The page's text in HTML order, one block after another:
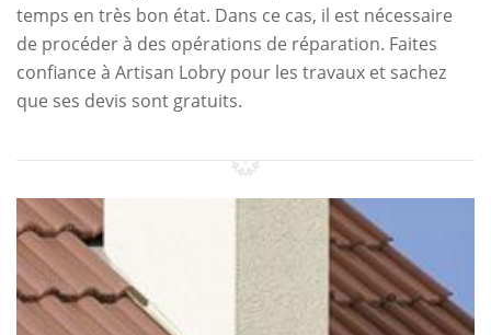
temps en très bon état. Dans ce cas, il est nécessaire
de procéder à des opérations de réparation. Faites
confiance à Artisan Lobry pour les travaux et sachez
que ses devis sont gratuits.